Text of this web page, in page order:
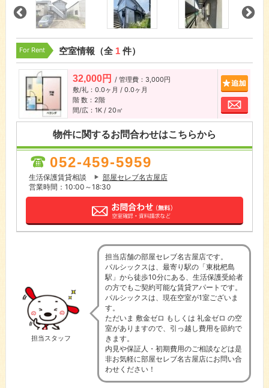
For Rent 空室情報（全 1件）
32,000円 / 管理費：3,000円
敷/礼：0.0ヶ月 / 0.0ヶ月
階 数：2階
間/広：1K / 20㎡
お問
物件に関するお問合わせはこちらから
052-459-5959
生活保護賃貸相談
部屋セレブ名古屋店
営業時間：10:00～18:30
担当スタッフ
担当店舗の部屋セレブ名古屋店です。
パルシックスは、最寄り駅の「東枇杷島
駅」から徒歩10分にある、生活保護受給者
の方でもご契約可能な賃貸アパートです。
パルシックスは、現在空室が1室ございま
す。
ただいま 敷金ゼロ もしくは 礼金ゼロ の空
室がありますので、引っ越し費用を節約で
きます。
内見や保証人・初期費用のご相談などは是
非お気軽に部屋セレブ名古屋店にお問い合
わせください！